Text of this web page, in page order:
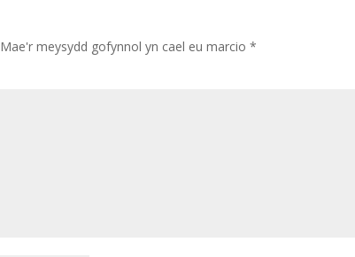
Mae'r meysydd gofynnol yn cael eu marcio*